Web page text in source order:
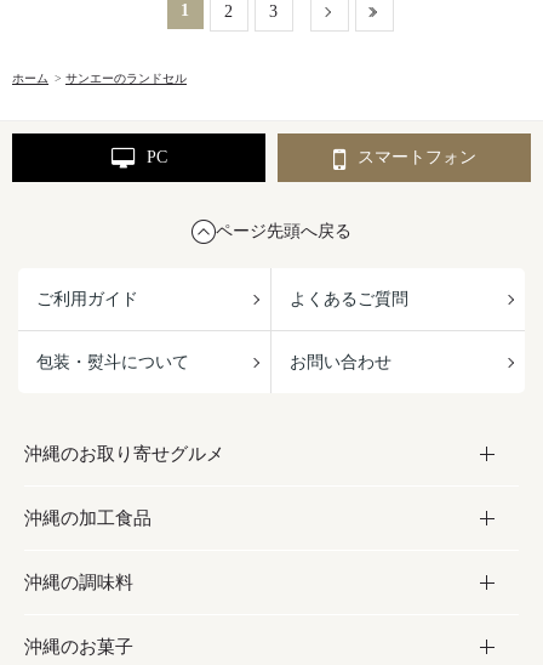
1 2 3
ホーム > サンエーのランドセル
PC スマートフォン
ページ先頭へ戻る
ご利用ガイド よくあるご質問
包装・熨斗について お問い合わせ
沖縄のお取り寄せグルメ
お取り寄せグルメ
フルーツ・野菜
お肉
沖縄の加工食品
加工食品
缶詰／パウチ
沖縄の調味料
調味料
沖縄のお菓子